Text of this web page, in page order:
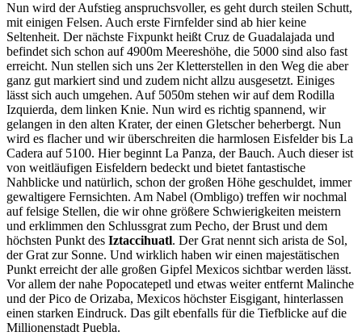
Nun wird der Aufstieg anspruchsvoller, es geht durch steilen Schutt,
mit einigen Felsen. Auch erste Firnfelder sind ab hier keine
Seltenheit. Der nächste Fixpunkt heißt Cruz de Guadalajada und
befindet sich schon auf 4900m Meereshöhe, die 5000 sind also fast
erreicht. Nun stellen sich uns 2er Kletterstellen in den Weg die aber
ganz gut markiert sind und zudem nicht allzu ausgesetzt. Einiges
lässt sich auch umgehen. Auf 5050m stehen wir auf dem Rodilla
Izquierda, dem linken Knie. Nun wird es richtig spannend, wir
gelangen in den alten Krater, der einen Gletscher beherbergt. Nun
wird es flacher und wir überschreiten die harmlosen Eisfelder bis La
Cadera auf 5100. Hier beginnt La Panza, der Bauch. Auch dieser ist
von weitläufigen Eisfeldern bedeckt und bietet fantastische
Nahblicke und natürlich, schon der großen Höhe geschuldet, immer
gewaltigere Fernsichten. Am Nabel (Ombligo) treffen wir nochmal
auf felsige Stellen, die wir ohne größere Schwierigkeiten meistern
und erklimmen den Schlussgrat zum Pecho, der Brust und dem
höchsten Punkt des Iztaccihuatl. Der Grat nennt sich arista de Sol,
der Grat zur Sonne. Und wirklich haben wir einen majestätischen
Punkt erreicht der alle großen Gipfel Mexicos sichtbar werden lässt.
Vor allem der nahe Popocatepetl und etwas weiter entfernt Malinche
und der Pico de Orizaba, Mexicos höchster Eisgigant, hinterlassen
einen starken Eindruck. Das gilt ebenfalls für die Tiefblicke auf die
Millionenstadt Puebla.